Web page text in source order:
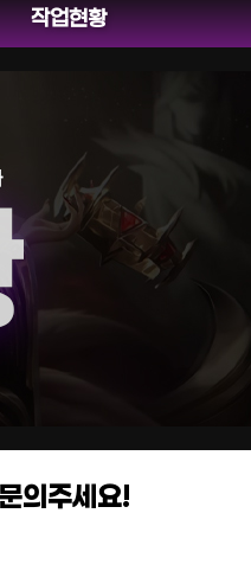
작업현황
의주세요!